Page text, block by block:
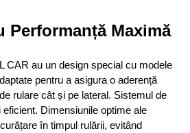
Performanță Maximă
CAR au un design special cu modele
pentru a asigura o aderență
rulare cât și pe lateral. Sistemul de
Dimensiunile optime ale
în timpul rulării, evitând